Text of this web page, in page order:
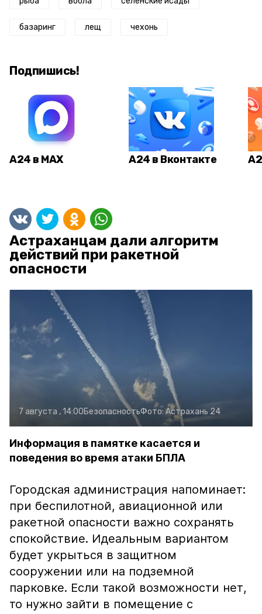
базаринг лещ чехонь
Подпишись!
А24 в MAX А24 в Вконтакте
Астраханцам дали алгоритм
действий при ракетной
опасности
7 августа , 14:00БезопасностьФото: Астрахань 24
Информация в памятке касается и
поведения во время атаки БПЛА
Городская администрация напоминает:
при беспилотной, авиационной или
ракетной опасности важно сохранять
спокойствие. Идеальным вариантом
будет укрыться в защитном
сооружении или на подземной
парковке. Если такой возможности нет,
то нужно зайти в помещение с